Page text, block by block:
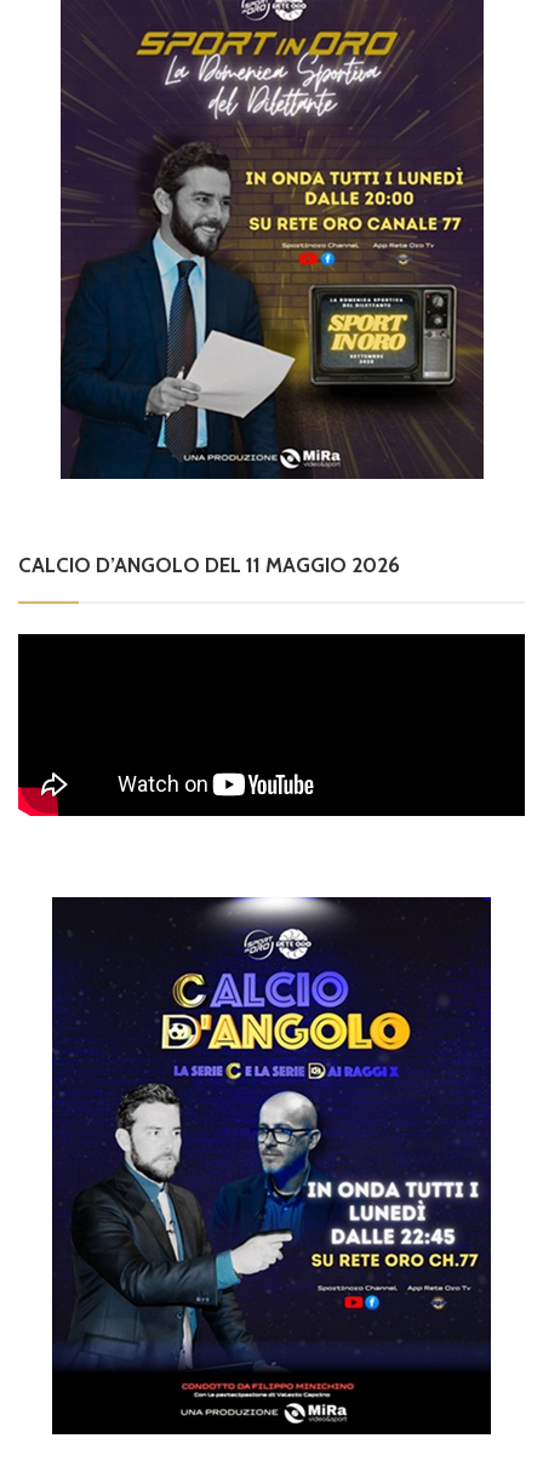
CALCIO D’ANGOLO DEL 11 MAGGIO 2026